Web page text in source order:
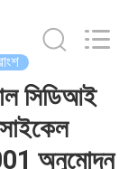
সিডিআই
অনুমোদন